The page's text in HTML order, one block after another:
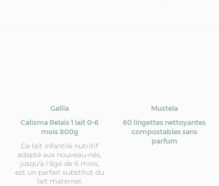
Gallia
Calisma Relais 1 lait 0-6
mois 800g
Ce lait infantile nutritif
adapté aux nouveau-nés,
jusqu'à l'âge de 6 mois,
est un parfait substitut du
lait maternel.
Mustela
60 lingettes nettoyantes
compostables sans
parfum